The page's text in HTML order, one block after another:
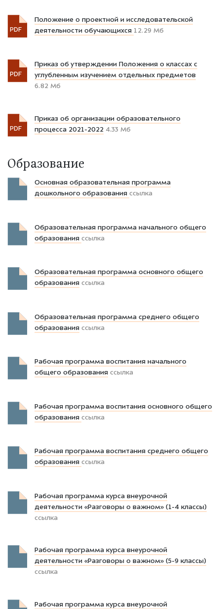
PDF
Положение о проектной и исследовательской
деятельности обучающихся 12.29 Мб
PDF
Приказ об утверждении Положения о классах с
углубленным изучением отдельных предметов
6.82 Мб
PDF
Приказ об организации образовательного
процесса 2021-2022 4.33 Мб
Образование
Основная образовательная программа
дошкольного образования ссылка
Образовательная программа начального общего
образования ссылка
Образовательная программа основного общего
образования ссылка
Образовательная программа среднего общего
образования ссылка
Рабочая программа воспитания начального
общего образования ссылка
Рабочая программа воспитания основного общего
образования ссылка
Рабочая программа воспитания среднего общего
образования ссылка
Рабочая программа курса внеурочной
деятельности «Разговоры о важном» (1-4 классы)
ссылка
Рабочая программа курса внеурочной
деятельности «Разговоры о важном» (5-9 классы)
ссылка
Рабочая программа курса внеурочной